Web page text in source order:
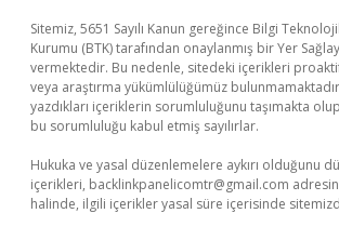
Sitemiz, 5651 Sayılı Kanun gereğince Bilgi
Kurumu (BTK) tarafından onaylanmış bir Yer
vermektedir. Bu nedenle, sitedeki içerikleri
veya araştırma yükümlülüğümüz
yazdıkları içeriklerin sorumluluğunu taşımakta
bu sorumluluğu kabul etmiş sayılırlar.
Hukuka ve yasal düzenlemelere aykırı olduğunu
içerikleri, backlinkpanelicomtr@gmail.com
halinde, ilgili içerikler yasal süre içerisinde